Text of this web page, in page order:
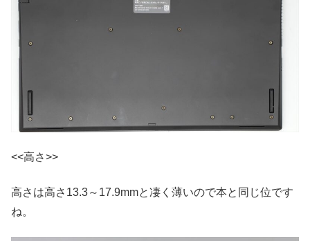
<<高さ>>
高さは高さ13.3～17.9mmと凄く薄いので本と同じ位です
ね。